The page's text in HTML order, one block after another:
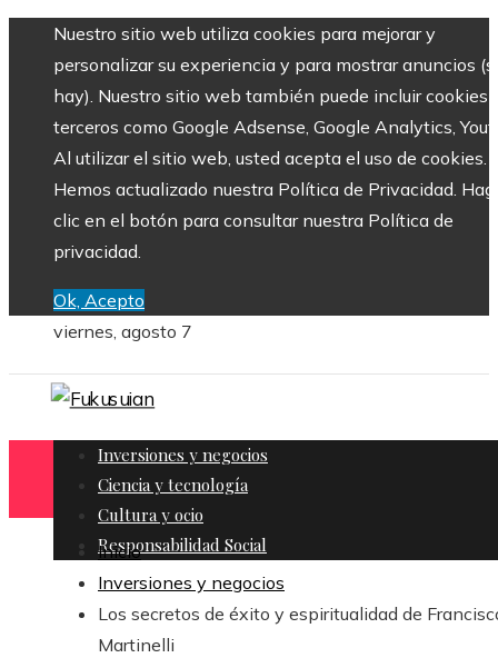
Nuestro sitio web utiliza cookies para mejorar y
personalizar su experiencia y para mostrar anuncios
hay). Nuestro sitio web también puede incluir cookies
terceros como Google Adsense, Google Analytics,
Al utilizar el sitio web, usted acepta el uso de cookies.
Hemos actualizado nuestra Política de Privacidad.
clic en el botón para consultar nuestra Política de
privacidad.
Ok, Acepto
viernes, agosto 7
Inversiones y negocios
Ciencia y tecnología
Cultura y ocio
Responsabilidad Social
Inicio
Inversiones y negocios
Los secretos de éxito y espiritualidad de
Martinelli